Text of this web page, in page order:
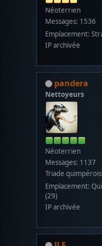
Néoterrien
Messages: 1536
Emplacement:
IP archivée
pandera
Nettoyeurs
Néoterrien
Messages: 1137
Triade
Emplacement:
(29)
IP archivée